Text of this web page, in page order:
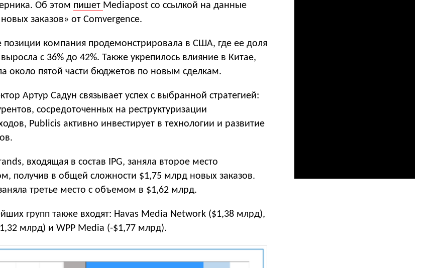
Об этом пишет Mediapost со ссылкой на данные
заказов» от Comvergence.
позиции компания продемонстрировала в США, где ее доля
с 36% до 42%. Также укрепилось влияние в Китае,
около пятой части бюджетов по новым сделкам.
Артур Садун связывает успех с выбранной стратегией:
сосредоточенных на реструктуризации
Publicis активно инвестирует в технологии и развитие
входящая в состав IPG, заняла второе место
получив в общей сложности $1,75 млрд новых заказов.
третье место с объемом в $1,62 млрд.
групп также входят: Havas Media Network ($1,38 млрд),
млрд) и WPP Media (-$1,77 млрд).